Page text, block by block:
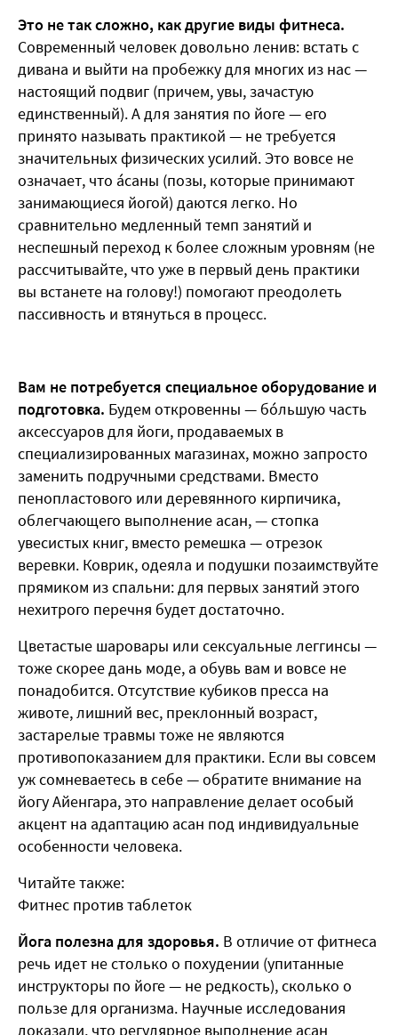
Это не так сложно, как другие виды фитнеса.
Современный человек довольно ленив: встать с
дивана и выйти на пробежку для многих из нас —
настоящий подвиг (причем, увы, зачастую
единственный). А для занятия по йоге — его
принято называть практикой — не требуется
значительных физических усилий. Это вовсе не
означает, что áсаны (позы, которые принимают
занимающиеся йогой) даются легко. Но
сравнительно медленный темп занятий и
неспешный переход к более сложным уровням (не
рассчитывайте, что уже в первый день практики
вы встанете на голову!) помогают преодолеть
пассивность и втянуться в процесс.
Вам не потребуется специальное оборудование и
подготовка. Будем откровенны — бóльшую часть
аксессуаров для йоги, продаваемых в
специализированных магазинах, можно запросто
заменить подручными средствами. Вместо
пенопластового или деревянного кирпичика,
облегчающего выполнение асан, — стопка
увесистых книг, вместо ремешка — отрезок
веревки. Коврик, одеяла и подушки позаимствуйте
прямиком из спальни: для первых занятий этого
нехитрого перечня будет достаточно.
Цветастые шаровары или сексуальные леггинсы —
тоже скорее дань моде, а обувь вам и вовсе не
понадобится. Отсутствие кубиков пресса на
животе, лишний вес, преклонный возраст,
застарелые травмы тоже не являются
противопоказанием для практики. Если вы совсем
уж сомневаетесь в себе — обратите внимание на
йогу Айенгара, это направление делает особый
акцент на адаптацию асан под индивидуальные
особенности человека.
Читайте также:
Фитнес против таблеток
Йога полезна для здоровья. В отличие от фитнеса
речь идет не столько о похудении (упитанные
инструкторы по йоге — не редкость), сколько о
пользе для организма. Научные исследования
доказали, что регулярное выполнение асан